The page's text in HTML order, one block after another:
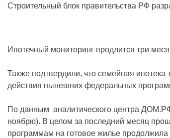
Строительный блок правительства РФ
Ипотечный мониторинг продлится три
Также подтвердили, что семейная
действия нынешних федеральных
По данным аналитического центра
ноябрю). В целом за последний месяц
программам на готовое жилье продолжила